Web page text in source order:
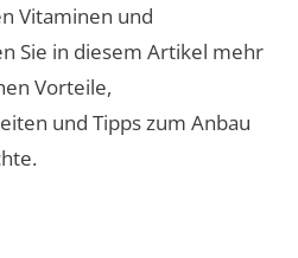
Vitaminen und
Sie in diesem Artikel mehr
Vorteile,
und Tipps zum Anbau